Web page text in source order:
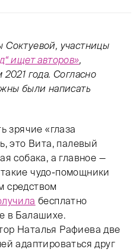
участницы
ищет авторов»,
года. Согласно
были написать
зрячие «глаза
это Вита, палевый
собака, а главное —
чудо-помощники
средством
бесплатно
в Балашихе.
Наталья Рафиева две
адаптироваться друг